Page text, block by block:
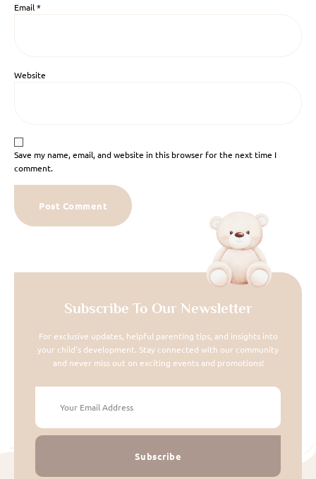
Email*
Website
Save my name, email, and website in this browser for the next time I
comment.
Subscribe To Our Newsletter
For exclusive updates, helpful parenting tips, and insights into
your child's development. Stay connected with our community
and never miss out on exciting events and promotions!
Subscribe